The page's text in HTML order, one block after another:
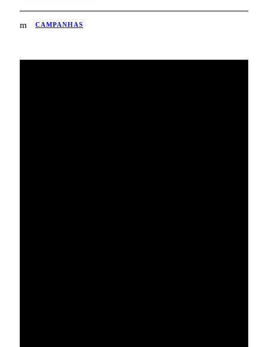
CAMPANHAS